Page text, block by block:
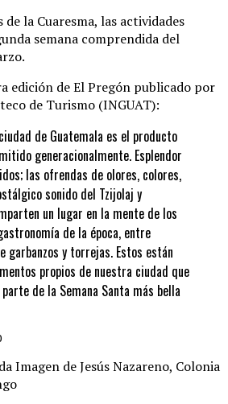
la Cuaresma, las actividades
semana comprendida del
edición de El Pregón publicado por
de Turismo (INGUAT):
de Guatemala es el producto
generacionalmente. Esplendor
las ofrendas de olores, colores,
sonido del Tzijolaj y
un lugar en la mente de los
de la época, entre
garbanzos y torrejas. Estos están
propios de nuestra ciudad que
de la Semana Santa más bella
Imagen de Jesús Nazareno, Colonia